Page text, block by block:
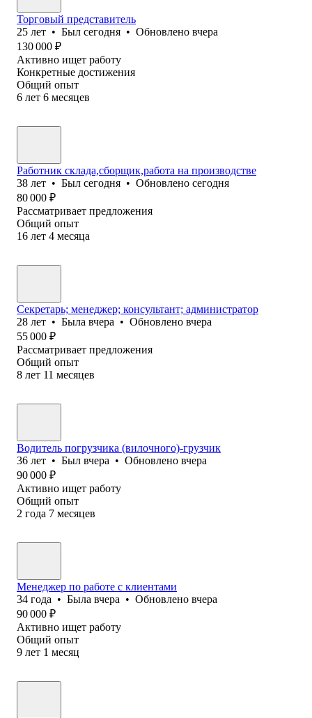
Торговый представитель
25 лет • Был сегодня • Обновлено вчера
130 000 ₽
Активно ищет работу
Конкретные достижения
Общий опыт
6 лет 6 месяцев
Работник склада,сборщик,работа на производстве
38 лет • Был сегодня • Обновлено сегодня
80 000 ₽
Рассматривает предложения
Общий опыт
16 лет 4 месяца
Секретарь; менеджер; консультант; администратор
28 лет • Была вчера • Обновлено вчера
55 000 ₽
Рассматривает предложения
Общий опыт
8 лет 11 месяцев
Водитель погрузчика (вилочного)-грузчик
36 лет • Был вчера • Обновлено вчера
90 000 ₽
Активно ищет работу
Общий опыт
2 года 7 месяцев
Менеджер по работе с клиентами
34 года • Была вчера • Обновлено вчера
90 000 ₽
Активно ищет работу
Общий опыт
9 лет 1 месяц